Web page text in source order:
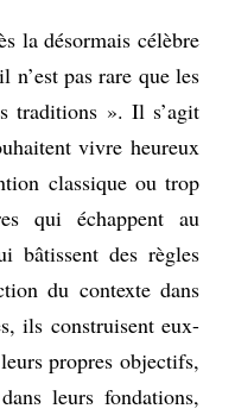
la désormais célèbre
n’est pas rare que les
traditions ». Il s’agit
vivre heureux
classique ou trop
qui échappent au
bâtissent des règles
du contexte dans
ils construisent eux-
propres objectifs,
leurs fondations,